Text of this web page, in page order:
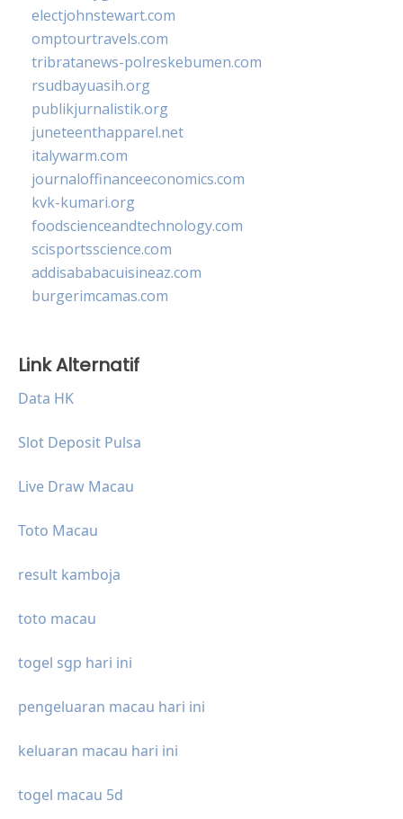
electjohnstewart.com
omptourtravels.com
tribratanews-polreskebumen.com
rsudbayuasih.org
publikjurnalistik.org
juneteenthapparel.net
italywarm.com
journaloffinanceeconomics.com
kvk-kumari.org
foodscienceandtechnology.com
scisportsscience.com
addisababacuisineaz.com
burgerimcamas.com
Link Alternatif
Data HK
Slot Deposit Pulsa
Live Draw Macau
Toto Macau
result kamboja
toto macau
togel sgp hari ini
pengeluaran macau hari ini
keluaran macau hari ini
togel macau 5d